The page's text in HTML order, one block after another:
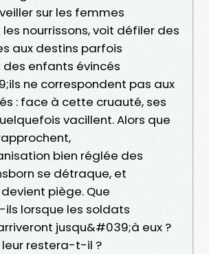
sur les femmes
nourrissons, voit défiler des
aux destins parfois
enfants évincés
ne correspondent pas aux
: face à cette cruauté, ses
vacillent. Alors que
bien réglée des
se détraque, et
piège. Que
lorsque les soldats
jusqu&#039;à eux ?
leur restera-t-il ?